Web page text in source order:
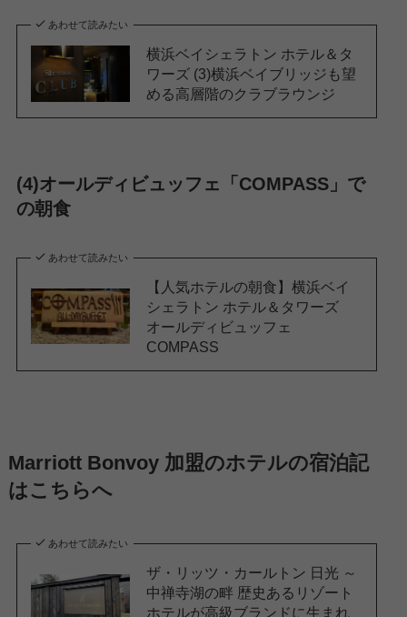
あわせて読みたい
横浜ベイシェラトン ホテル＆タ
ワーズ (3)横浜ベイブリッジも望
める高層階のクラブラウンジ
(4)オールディビュッフェ「COMPASS」で
の朝食
あわせて読みたい
【人気ホテルの朝食】横浜ベイ
シェラトン ホテル＆タワーズ
オールディビュッフェ
COMPASS
Marriott Bonvoy 加盟のホテルの宿泊記
はこちらへ
あわせて読みたい
ザ・リッツ・カールトン 日光 ～
中禅寺湖の畔 歴史あるリゾート
ホテルが高級ブランドに生まれ